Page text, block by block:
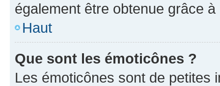
également être obtenue grâce à
Haut
Que sont les émoticônes ?
Les émoticônes sont de petites